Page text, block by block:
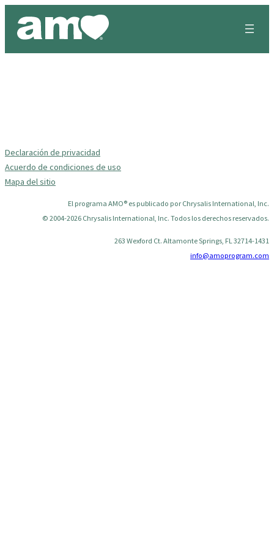
content
Declaración de privacidad
Acuerdo de condiciones de uso
Mapa del sitio
El programa AMO® es publicado por Chrysalis International, Inc.
© 2004-2026 Chrysalis International, Inc. Todos los derechos reservados.
263 Wexford Ct. Altamonte Springs, FL 32714-1431
info@amoprogram.com